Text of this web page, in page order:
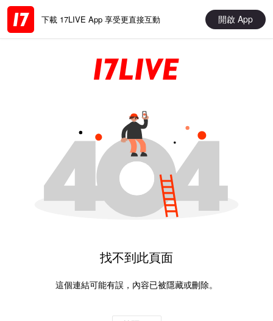
下載 17LIVE App 享受更直接互動 開啟 App
找不到此頁面
這個連結可能有誤，內容已被隱藏或刪除。